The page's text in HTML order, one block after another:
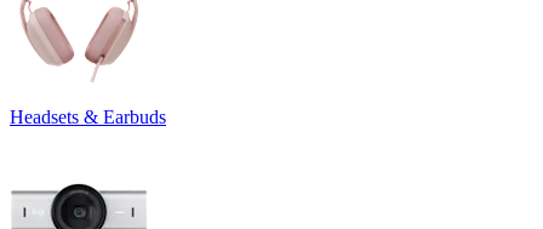
Headsets & Earbuds